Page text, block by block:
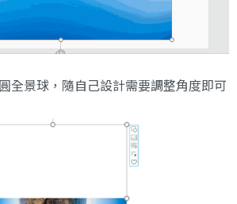
全景球，隨自己設計需要調整角度即可